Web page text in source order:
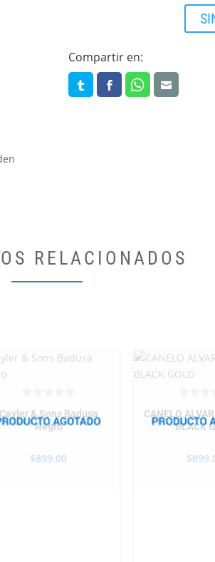
Compartir en:
RELACIONADOS
Cayler & Sons Badusa
Negro
$899.00
CANELO
BLACK
$